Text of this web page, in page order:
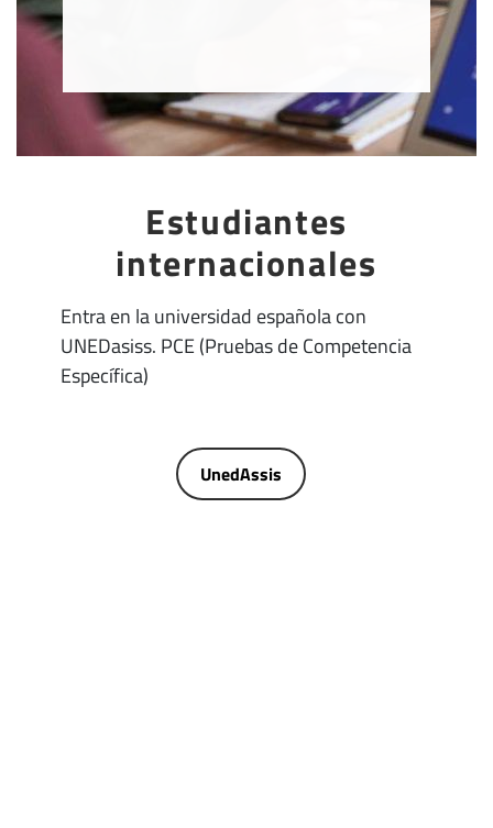
Estudiantes
internacionales
Entra en la universidad española con
UNEDasiss. PCE (Pruebas de Competencia
Específica)
UnedAssis